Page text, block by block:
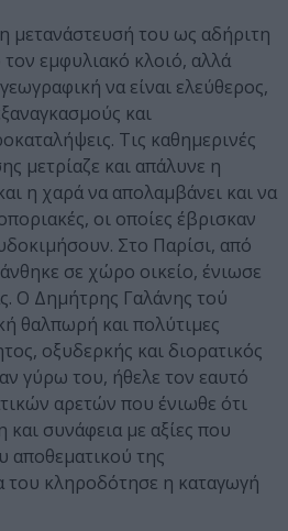
μετανάστευσή του ως αδήριτη
εμφυλιακό κλοιό, αλλά
να είναι ελεύθερος,
και
Τις καθημερινές
μετρίαζε και απάλυνε η
η χαρά να απολαμβάνει και να
οι οποίες έβρισκαν
Στο Παρίσι, από
σε χώρο οικείο, ένιωσε
Ο Δημήτρης Γαλάνης τού
θαλπωρή και πολύτιμες
οξυδερκής και διορατικός
γύρω του, ήθελε τον εαυτό
αρετών που ένιωθε ότι
συνάφεια με αξίες που
αποθεματικού της
του κληροδότησε η καταγωγή